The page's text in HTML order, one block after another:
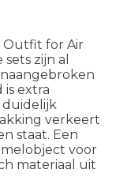
Outfit for Air
zijn al
extra
duidelijk
verkeert
staat. Een
voor
materiaal uit